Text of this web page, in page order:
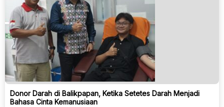
Donor Darah di Balikpapan, Ketika Setetes Darah Menjadi
Bahasa Cinta Kemanusiaan